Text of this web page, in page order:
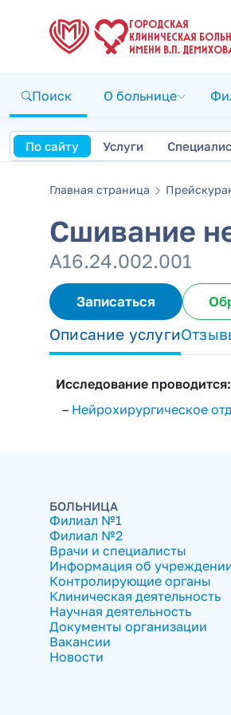
ГОРОДСКАЯ
КЛИНИЧЕСКАЯ
ИМЕНИ В.П.
Поиск О больнице
По сайту Услуги
Главная страница
Сшивание
А16.24.002.001
Записаться
Описание услуги
Исследование проводится:
– Нейрохирургическое
БОЛЬНИЦА
Филиал №1
Филиал №2
Врачи и специалисты
Информация об
Контролирующие органы
Клиническая деятельность
Научная деятельность
Документы организации
Вакансии
Новости